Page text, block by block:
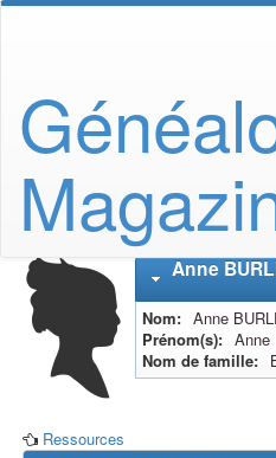
Anne
Nom Anne
Prénom(s)
Anne
Nom de famille
Ressources